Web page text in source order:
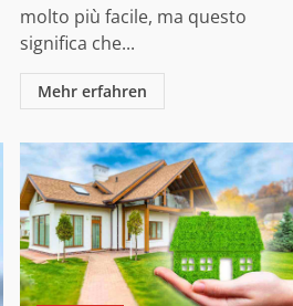
molto più facile, ma questo
significa che...
Mehr erfahren